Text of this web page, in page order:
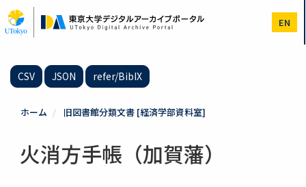
イ
ン
EN
CSV JSON refer/BibIX
ホーム 旧図書館分類文書 [経済学部資料室]
火消方手帳（加賀藩）